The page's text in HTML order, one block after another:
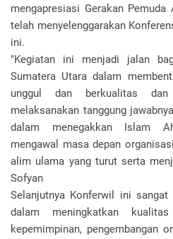
mengapresiasi Gerakan
telah menyelenggarakan
ini.
"Kegiatan ini menjadi jalan
Sumatera Utara dalam
unggul dan berkualitas
melaksanakan tanggung
dalam menegakkan Islam
mengawal masa depan
alim ulama yang turut serta
Sofyan
Selanjutnya Konferwil ini
dalam meningkatkan
kepemimpinan, pengembangan